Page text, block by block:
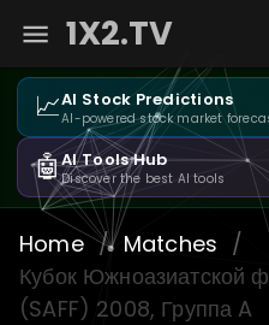
1X2.TV
📈AI Stock Predictions
AI-powered stock market
🤖AI Tools Hub
Discover the best AI tools
Home / Matches /
Кубок Южноазиатской
(SAFF) 2008, Группа A